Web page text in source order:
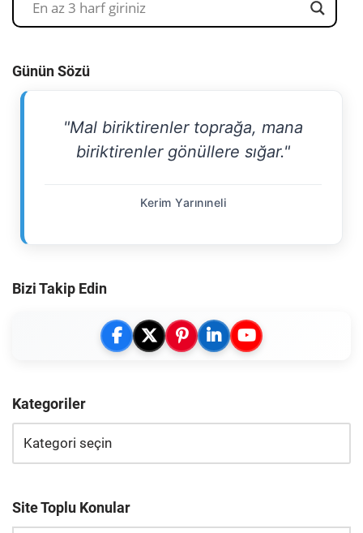
Günün Sözü
"Mal biriktirenler toprağa, mana
biriktirenler gönüllere sığar."
Kerim Yarınıneli
Bizi Takip Edin
Kategoriler
Site Toplu Konular